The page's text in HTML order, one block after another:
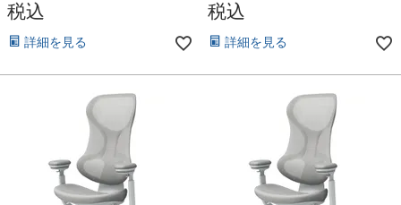
税込
詳細を見る
税込
詳細を見る